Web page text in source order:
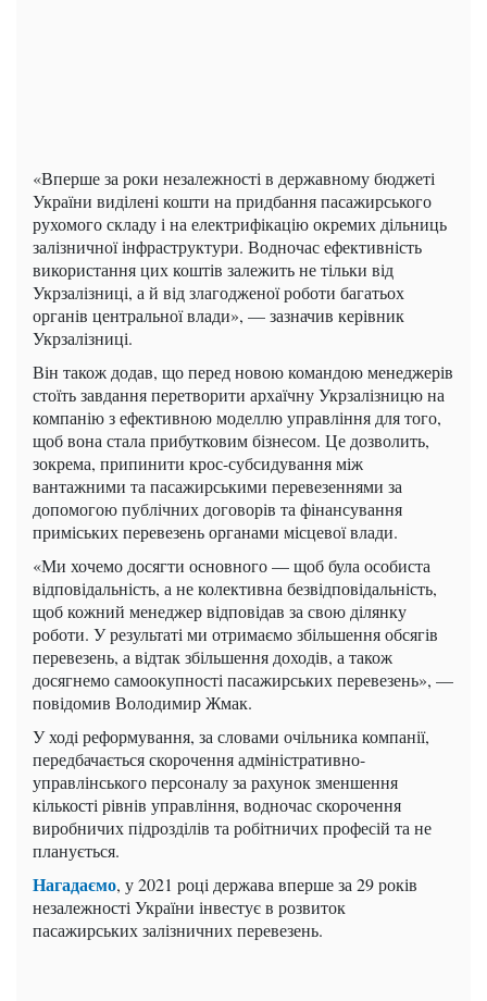
«Вперше за роки незалежності в державному бюджеті
України виділені кошти на придбання пасажирського
рухомого складу і на електрифікацію окремих дільниць
залізничної інфраструктури. Водночас ефективність
використання цих коштів залежить не тільки від
Укрзалізниці, а й від злагодженої роботи багатьох
органів центральної влади», — зазначив керівник
Укрзалізниці.
Він також додав, що перед новою командою менеджерів
стоїть завдання перетворити архаїчну Укрзалізницю на
компанію з ефективною моделлю управління для того,
щоб вона стала прибутковим бізнесом. Це дозволить,
зокрема, припинити крос-субсидування між
вантажними та пасажирськими перевезеннями за
допомогою публічних договорів та фінансування
приміських перевезень органами місцевої влади.
«Ми хочемо досягти основного — щоб була особиста
відповідальність, а не колективна безвідповідальність,
щоб кожний менеджер відповідав за свою ділянку
роботи. У результаті ми отримаємо збільшення обсягів
перевезень, а відтак збільшення доходів, а також
досягнемо самоокупності пасажирських перевезень», —
повідомив Володимир Жмак.
У ході реформування, за словами очільника компанії,
передбачається скорочення адміністративно-
управлінського персоналу за рахунок зменшення
кількості рівнів управління, водночас скорочення
виробничих підрозділів та робітничих професій та не
планується.
Нагадаємо, у 2021 році держава вперше за 29 років
незалежності України інвестує в розвиток
пасажирських залізничних перевезень.